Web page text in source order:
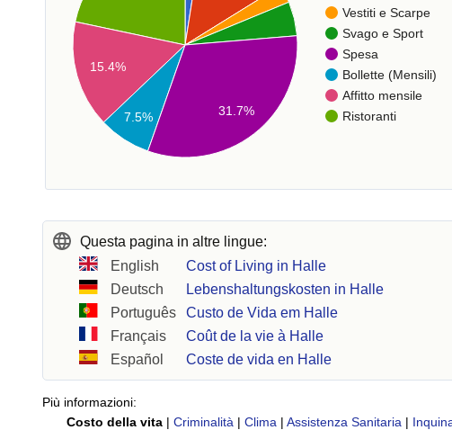
Vestiti e Scarpe
Svago e Sport
Spesa
Bollette (Mensili)
Affitto mensile
Ristoranti
15.4%
7.5% 31.7%
Questa pagina in altre lingue:
English
Cost of Living in Halle
Deutsch
Lebenshaltungskosten in Halle
Português
Custo de Vida em Halle
Français
Coût de la vie à Halle
Español
Coste de vida en Halle
Più informazioni:
Costo della vita | Criminalità | Clima | Assistenza Sanitaria |